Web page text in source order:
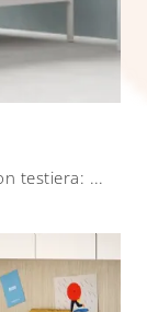
Clicca e scopri di più sui Letti singoli con testiera: se desideri modelli moderni, il modello Bent Zalf fa al caso tuo.